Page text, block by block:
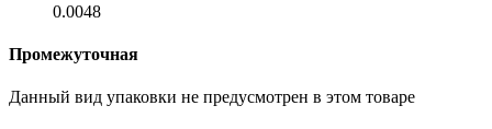
0.0048
Промежуточная
Данный вид упаковки не предусмотрен в этом товаре